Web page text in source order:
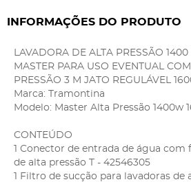
INFORMAÇÕES DO PRODUTO
LAVADORA DE ALTA PRESSÃO
MASTER PARA USO EVENTUAL
PRESSÃO 3 M JATO REGULÁVEL
Marca: Tramontina
Modelo: Master Alta Pressão 1400w
CONTEÚDO
1 Conector de entrada de água
de alta pressão T - 42546305
1 Filtro de sucção para lavadoras de